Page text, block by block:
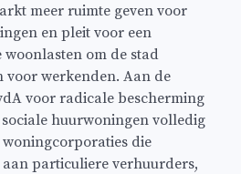
meer ruimte geven voor
en pleit voor een
om de stad
voor werkenden. Aan de
voor radicale bescherming
huurwoningen volledig
die
particuliere verhuurders,